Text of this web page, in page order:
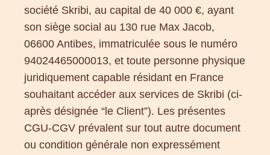
société Skribi, au capital de 40 000 €, ayant
son siège social au 130 rue Max Jacob,
06600 Antibes, immatriculée sous le numéro
94024465000013, et toute personne physique
juridiquement capable résidant en France
souhaitant accéder aux services de Skribi (ci-
après désignée “le Client”). Les présentes
CGU-CGV prévalent sur tout autre document
ou condition générale non expressément